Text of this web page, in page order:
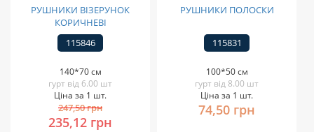
РУШНИКИ ВІЗЕРУНОК
КОРИЧНЕВІ
115846
140*70 см
гурт від 6.00 шт
Ціна за 1 шт.
247,50 грн
235,12 грн
РУШНИКИ ПОЛОСКИ
115831
100*50 см
гурт від 8.00 шт
Ціна за 1 шт.
74,50 грн